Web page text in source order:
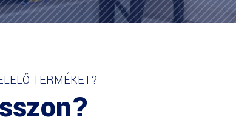
TERMÉKET?